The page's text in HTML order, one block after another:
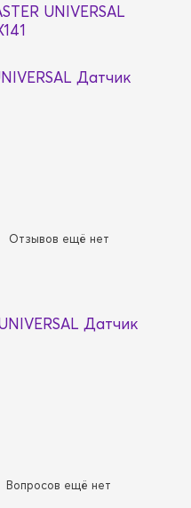
UNIVERSAL
Датчик
Отзывов ещё нет
Датчик
Вопросов ещё нет